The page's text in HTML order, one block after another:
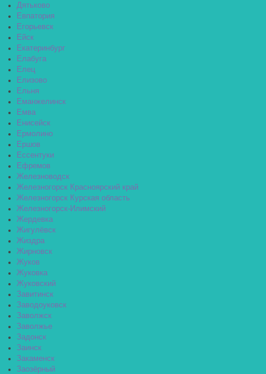
Дятьково
Евпатория
Егорьевск
Ейск
Екатеринбург
Елабуга
Елец
Елизово
Ельня
Еманжелинск
Емва
Енисейск
Ермолино
Ершов
Ессентуки
Ефремов
Железноводск
Железногорск Красноярский край
Железногорск Курская область
Железногорск-Илимский
Жердевка
Жигулёвск
Жиздра
Жирновск
Жуков
Жуковка
Жуковский
Завитинск
Заводоуковск
Заволжск
Заволжье
Задонск
Заинск
Закаменск
Заозёрный